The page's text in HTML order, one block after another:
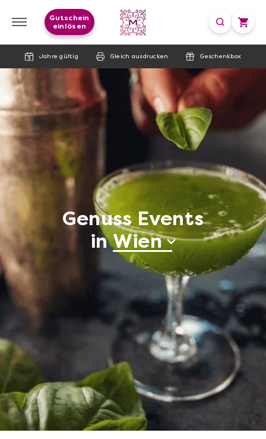
Jahre gültig Gleich ausdrucken Geschenkbox
Gutschein
einlösen
Genuss Events
inWien